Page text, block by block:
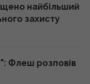
найбільший
захисту
Флеш розповів